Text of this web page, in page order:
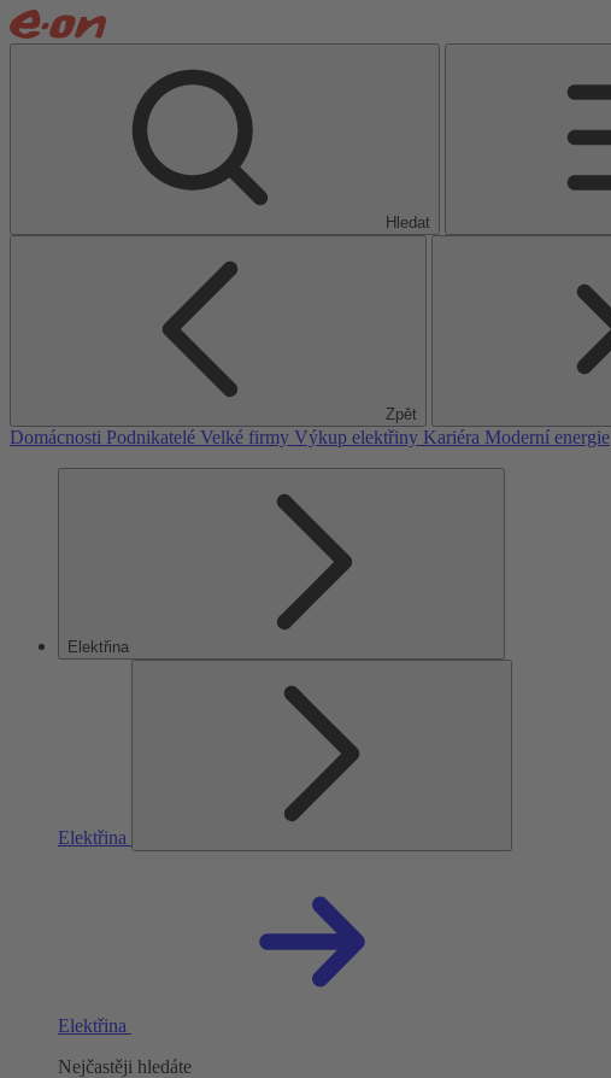
Hledat
Zpět
Domácnosti Podnikatelé Velké firmy Výkup elektřiny Kariéra Moderní energie
Elektřina
Elektřina
Elektřina
Nejčastěji hledáte